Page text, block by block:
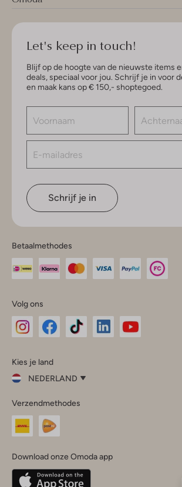
Let's keep in touch!
Blijf op de hoogte van de nieuwste items
deals, speciaal voor jou. Schrijf je in voor
en maak kans op € 150,- shoptegoed.
Schrijf je in
Betaalmethodes
Volg ons
InstagramFacebook
Kies je land
NEDERLAND
je
land
Nederland
Belgique(Français)
Verzendmethodes
Download onze Omoda app